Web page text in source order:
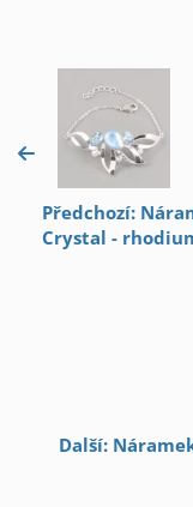
Předchozí:
Crystal -
Další: